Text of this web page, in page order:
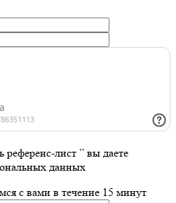
лист ” вы даете
данных
с вами в течение 15 минут